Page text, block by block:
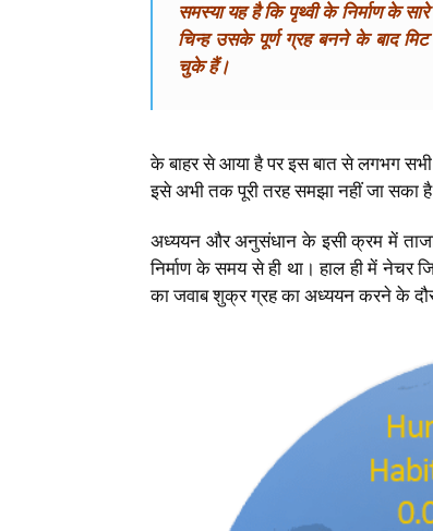
समस्या यह है कि पृथ्वी के निर्माण के सारे
चिन्ह उसके पूर्ण ग्रह बनने के बाद मिट
चुके हैं।
के बाहर से आया है पर इस बात से लगभग
इसे अभी तक पूरी तरह समझा नहीं जा सका
अध्ययन और अनुसंधान के इसी क्रम में ताजा
निर्माण के समय से ही था। हाल ही में नेचर
का जवाब शुक्र ग्रह का अध्ययन करने के